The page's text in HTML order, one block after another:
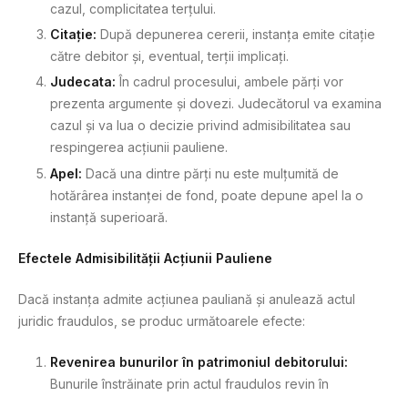
cazul, complicitatea terțului.
Citație: După depunerea cererii, instanța emite citație
către debitor și, eventual, terții implicați.
Judecata: În cadrul procesului, ambele părți vor
prezenta argumente și dovezi. Judecătorul va examina
cazul și va lua o decizie privind admisibilitatea sau
respingerea acțiunii pauliene.
Apel: Dacă una dintre părți nu este mulțumită de
hotărârea instanței de fond, poate depune apel la o
instanță superioară.
Efectele Admisibilității Acțiunii Pauliene
Dacă instanța admite acțiunea pauliană și anulează actul
juridic fraudulos, se produc următoarele efecte:
Revenirea bunurilor în patrimoniul debitorului:
Bunurile înstrăinate prin actul fraudulos revin în